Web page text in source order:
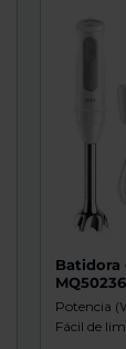
Batidora
Potencia
Fácil de